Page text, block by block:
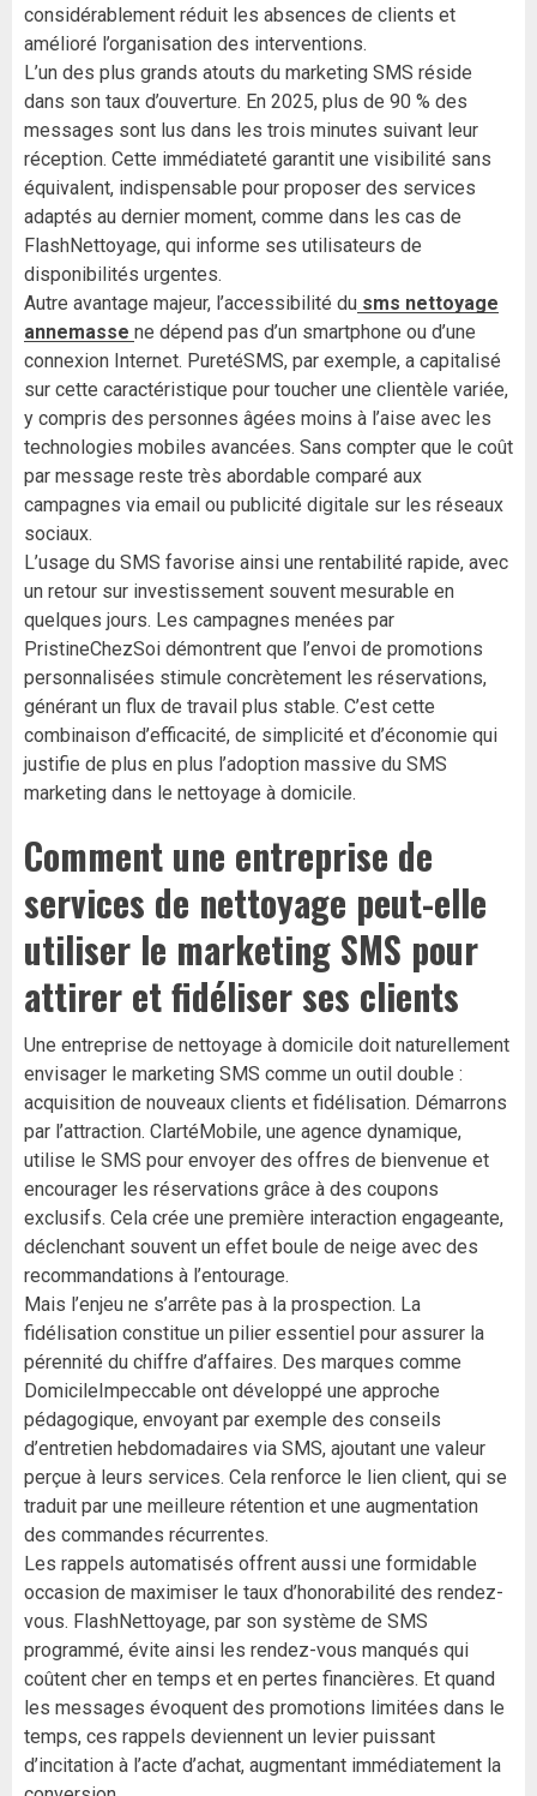
considérablement réduit les absences de clients et
amélioré l’organisation des interventions.
L’un des plus grands atouts du marketing SMS réside
dans son taux d’ouverture. En 2025, plus de 90 % des
messages sont lus dans les trois minutes suivant leur
réception. Cette immédiateté garantit une visibilité sans
équivalent, indispensable pour proposer des services
adaptés au dernier moment, comme dans les cas de
FlashNettoyage, qui informe ses utilisateurs de
disponibilités urgentes.
Autre avantage majeur, l’accessibilité du sms nettoyage
annemasse ne dépend pas d’un smartphone ou d’une
connexion Internet. PuretéSMS, par exemple, a capitalisé
sur cette caractéristique pour toucher une clientèle variée,
y compris des personnes âgées moins à l’aise avec les
technologies mobiles avancées. Sans compter que le coût
par message reste très abordable comparé aux
campagnes via email ou publicité digitale sur les réseaux
sociaux.
L’usage du SMS favorise ainsi une rentabilité rapide, avec
un retour sur investissement souvent mesurable en
quelques jours. Les campagnes menées par
PristineChezSoi démontrent que l’envoi de promotions
personnalisées stimule concrètement les réservations,
générant un flux de travail plus stable. C’est cette
combinaison d’efficacité, de simplicité et d’économie qui
justifie de plus en plus l’adoption massive du SMS
marketing dans le nettoyage à domicile.
Comment une entreprise de
services de nettoyage peut-elle
utiliser le marketing SMS pour
attirer et fidéliser ses clients
Une entreprise de nettoyage à domicile doit naturellement
envisager le marketing SMS comme un outil double :
acquisition de nouveaux clients et fidélisation. Démarrons
par l’attraction. ClartéMobile, une agence dynamique,
utilise le SMS pour envoyer des offres de bienvenue et
encourager les réservations grâce à des coupons
exclusifs. Cela crée une première interaction engageante,
déclenchant souvent un effet boule de neige avec des
recommandations à l’entourage.
Mais l’enjeu ne s’arrête pas à la prospection. La
fidélisation constitue un pilier essentiel pour assurer la
pérennité du chiffre d’affaires. Des marques comme
DomicileImpeccable ont développé une approche
pédagogique, envoyant par exemple des conseils
d’entretien hebdomadaires via SMS, ajoutant une valeur
perçue à leurs services. Cela renforce le lien client, qui se
traduit par une meilleure rétention et une augmentation
des commandes récurrentes.
Les rappels automatisés offrent aussi une formidable
occasion de maximiser le taux d’honorabilité des rendez-
vous. FlashNettoyage, par son système de SMS
programmé, évite ainsi les rendez-vous manqués qui
coûtent cher en temps et en pertes financières. Et quand
les messages évoquent des promotions limitées dans le
temps, ces rappels deviennent un levier puissant
d’incitation à l’acte d’achat, augmentant immédiatement la